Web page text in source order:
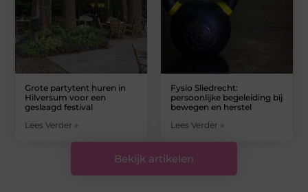
Grote partytent huren in
Hilversum voor een
geslaagd festival
Lees Verder »
Fysio Sliedrecht:
persoonlijke begeleiding bij
bewegen en herstel
Lees Verder »
Bekijk artikelen